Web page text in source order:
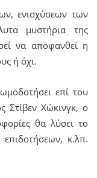
ενισχύσεων των
μυστήρια της
να αποφανθεί η
ή όχι.
επί του
Στίβεν Χώκινγκ, ο
θα λύσει το
κ.λπ.